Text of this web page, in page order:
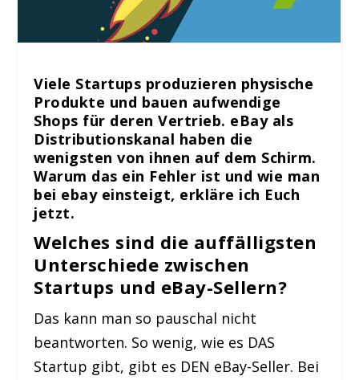
Viele Startups produzieren physische
Produkte und bauen aufwendige
Shops für deren Vertrieb. eBay als
Distributionskanal haben die
wenigsten von ihnen auf dem Schirm.
Warum das ein Fehler ist und wie man
bei ebay einsteigt, erkläre ich Euch
jetzt.
Welches sind die auffälligsten
Unterschiede zwischen
Startups und eBay-Sellern?
Das kann man so pauschal nicht
beantworten. So wenig, wie es DAS
Startup gibt, gibt es DEN eBay-Seller. Bei